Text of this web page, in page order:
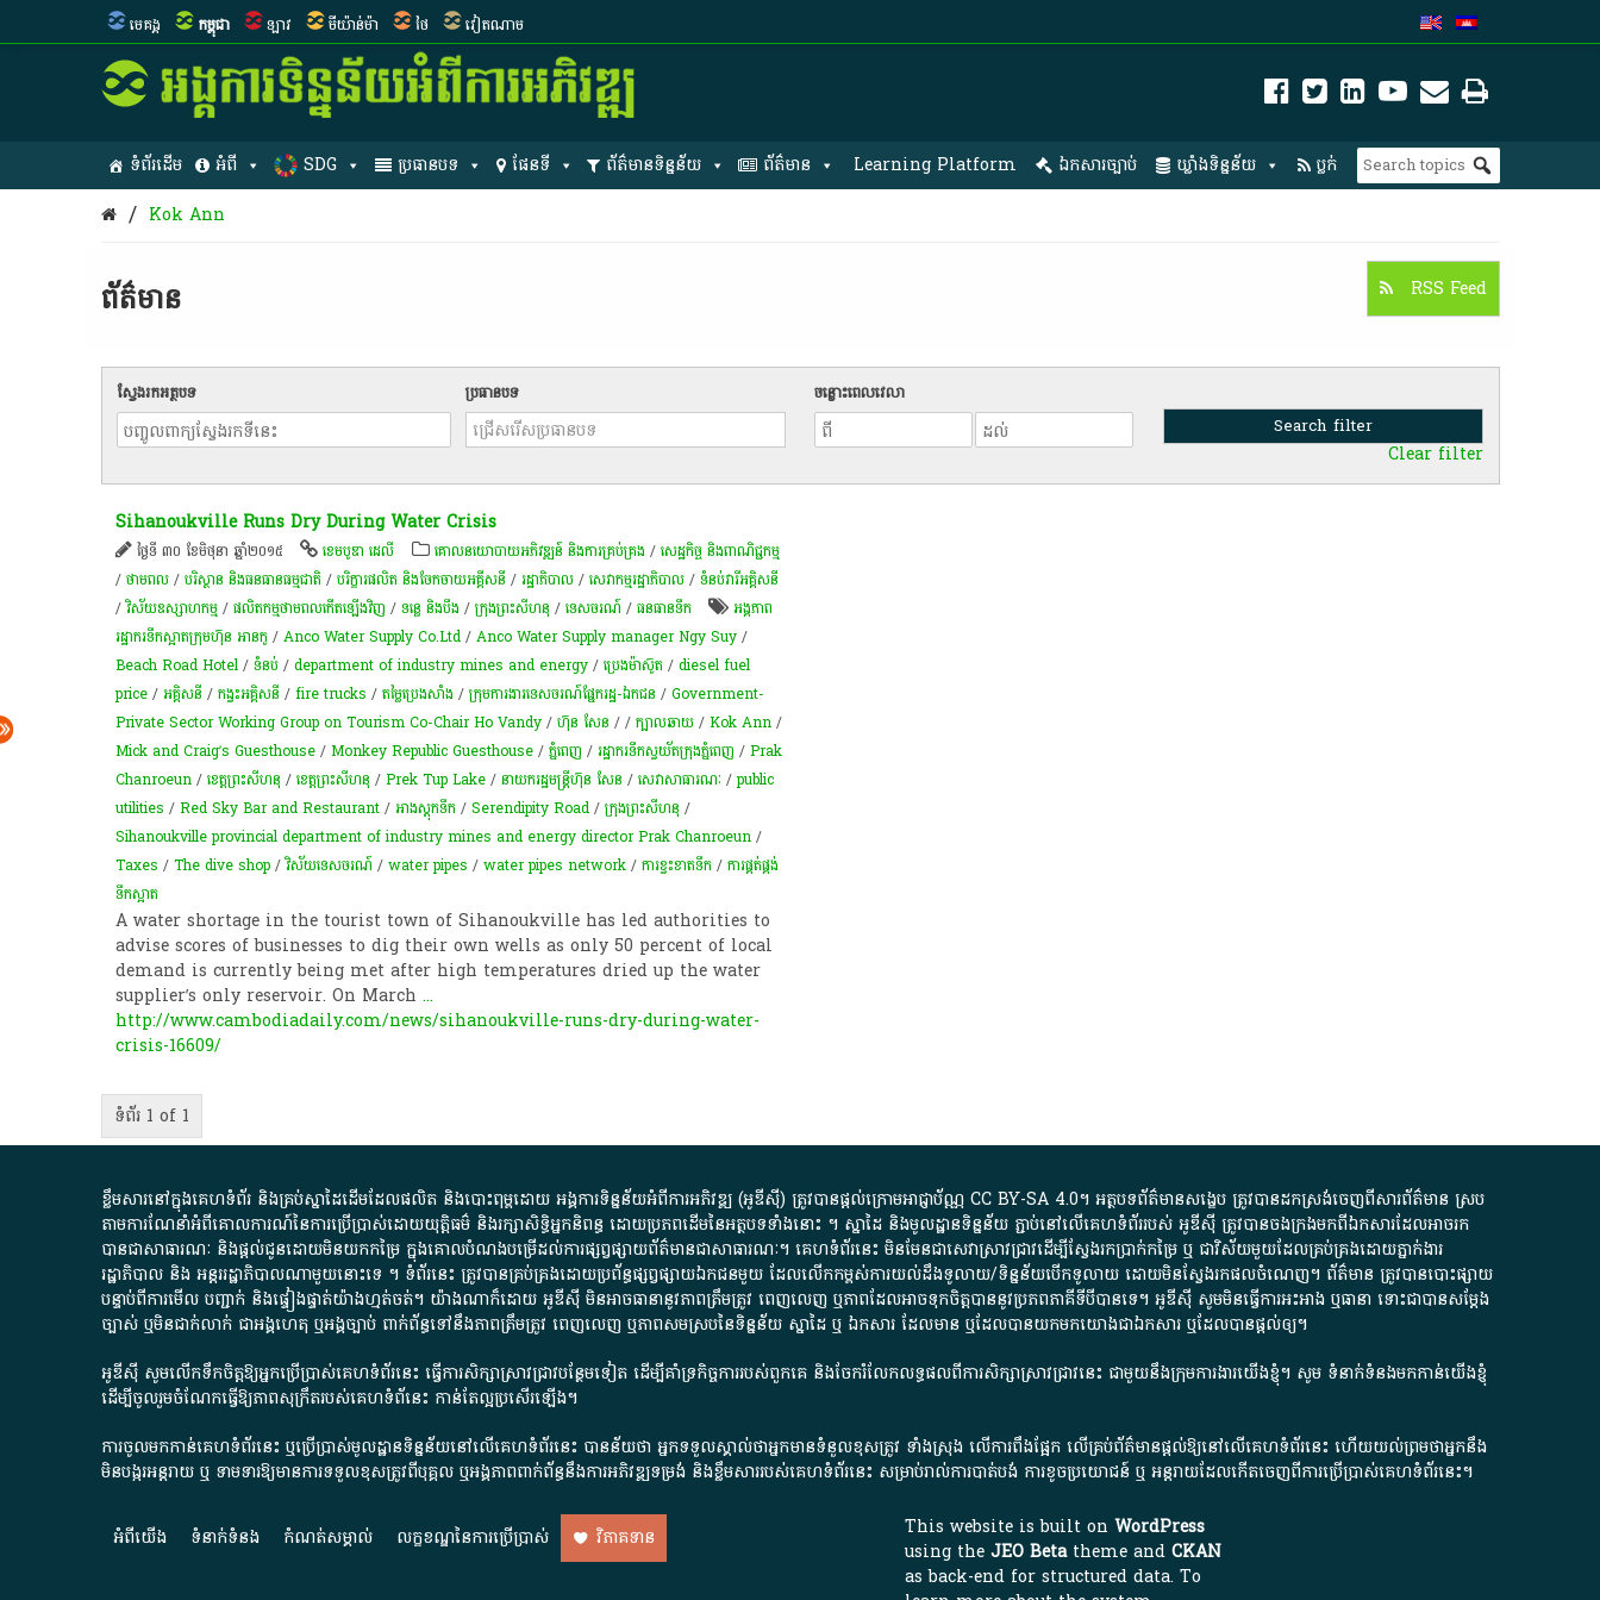
មេគង្គ កម្ពុជា ឡាវ មីយ៉ាន់ម៉ា ថៃ វៀតណាម
ទំព័រដើម អំពី SDG ប្រធានបទ ផែនទី ព័ត៌មានទិន្នន័យ ព័ត៌មាន Learning Platform ឯកសារច្បាប់ ឃ្លាំងទិន្នន័យ ប្លក់
/ Kok Ann
ព័ត៌មាន​ RSS Feed
ស្វែងរកអត្ថបទ ប្រធានបទ ចន្លោះពេលវេលា
Clear filter
Sihanoukville Runs Dry During Water Crisis
ថ្ងៃទី ៣០ ខែមិថុនា ឆ្នាំ២០១៥ ខេមបូឌា ដេលី គោលនយោបាយ​អភិវឌ្ឍន៍​ និង​ការ​គ្រប់គ្រង​ /សេដ្ឋកិច្ច និងពាណិជ្ជកម្ម
/ថាមពល/បរិស្ថាន និងធនធានធម្មជាតិ/បរិក្ខារផលិត និងចែកចាយអគ្គីសនី /រដ្ឋាភិបាល/សេវាកម្មរដ្ឋាភិបាល/ទំនប់​វា​រី​អគ្គិសនី​
/វិស័យឧស្សាហកម្ម/ផលិតកម្មថាមពលកើតឡើងវិញ /ទន្លេ និងបឹង /ក្រុងព្រះសីហនុ /ទេសចរណ៍/​ធនធាន​ទឹក​
អង្គភាព​
រដ្ឋាករ​ទឹក​ស្អាត​ក្រុមហ៊ុន អានកូ/Anco Water Supply Co.Ltd/Anco Water Supply manager Ngy Suy/
Beach Road Hotel/ទំនប់/department of industry mines and energy/ប្រេងម៉ាស៊ូត/diesel fuel
price/អគ្គិសនី /កង្វះអគ្គិសនី /fire trucks /តម្លៃប្រេងសាំង /ក្រុម​​​ការងារ​​​ទេសចរណ៍​​​​​​ផ្នែក​​​រដ្ឋ​​​-ឯកជន /Government-
Private Sector Working Group on Tourism Co-Chair Ho Vandy/ហ៊ុន សែន //ក្បាលឆាយ/Kok Ann/
Mick and Craig’s Guesthouse/Monkey Republic Guesthouse/ភ្នំពេញ /រដ្ឋា​ករទឹកស្វយ័តក្រុងភ្នំពេញ /Prak
Chanroeun/ខេត្ត​ព្រះសីហនុ​ /ខេត្តព្រះសីហនុ /Prek Tup Lake/នាយករដ្ឋមន្ត្រីហ៊ុន សែន /​សេវា​សាធារណៈ /public
utilities /Red Sky Bar and Restaurant/អាងស្តុកទឹក/Serendipity Road/ក្រុងព្រះសីហនុ /
Sihanoukville provincial department of industry mines and energy director Prak Chanroeun/
Taxes /The dive shop/​វិស័យ​ទេសចរណ៍/water pipes /water pipes network/ការ​ខ្វះខាត​ទឹក/ការផ្គត់ផ្គង់
ទឹកស្អាត
A water shortage in the tourist town of Sihanoukville has led authorities to
advise scores of businesses to dig their own wells as only 50 percent of local
demand is currently being met after high temperatures dried up the water
supplier’s only reservoir. On March ...
http://www.cambodiadaily.com/news/sihanoukville-runs-dry-during-water-
crisis-16609/
ទំព័រ 1 of 1
ខ្លឹមសារ​នៅ​ក្នុង​គេហទំព័រ និង​គ្រប់​ស្នា​ដៃ​ដើម​ដែល​ផលិត​ និង​បោះពុម្ព​ដោយ​ អង្គការ​ទិន្នន័យ​អំពី​ការអភិវឌ្ឍ​​ (អូ​ឌី​ស៊ី)​ ត្រូវ​បាន​ផ្តល់​ក្រោម​អាជ្ញាប័ណ្ណ​ CC BY-SA 4.0។​ អត្ថបទ​ព័ត៌មាន​សង្ខេប​ ត្រូវ​បាន​ដកស្រង់​ចេញពី​សារព័ត៌មាន ស្រប
តាមការ​ណែនាំ​អំពី​គោលការណ៍​នៃ​ការ​ប្រើប្រាស់​ដោយ​យុត្តិធម៌​ និង​រក្សាសិទ្ធិអ្នកនិពន្ធ ដោយ​ប្រភពដើម​នៃ​​អត្ថបទទាំង​នោះ​ ។​ ស្នាដៃ​ និង​មូលដ្ឋាន​ទិន្នន័យ ​ភ្ជាប់​នៅ​លើ​គេហទំព័រ​របស់​ អូ​ឌី​ស៊ី​ ត្រូវ​បាន​ចងក្រង​មក​ពី​ឯកសារ​ដែល​អាច​រក​
បានជា​សាធារណៈ​ និង​ផ្តល់​ជូន​ដោយ​មិន​យក​កម្រៃ​ ក្នុង​គោលបំណង​បម្រើ​ដល់ការ​ផ្សព្វផ្សាយ​ព័ត៌មាន​ជា​សាធារណៈ​។​ គេហទំព័រ​នេះ​ មិនមែន​ជា​សេវា​ស្រាវជ្រាវ​ដើម្បី​ស្វែងរកប្រាក់​កម្រៃ​ ឬ​ ជា​វិស័យ​មួយ​ដែល​គ្រប់គ្រង​ដោយ​ភ្នាក់ងារ​
រដ្ឋាភិបាល​ និង ​អន្តររដ្ឋាភិបាល​ណាមួយ​នោះ​ទេ ​។​ ទំព័រ​នេះ​ ត្រូវ​បាន​គ្រប់គ្រង​ដោយ​ប្រព័ន្ធ​ផ្សព្វផ្សាយ​ឯកជន​មួយ​ ដែល​លើកកម្ពស់​ការ​យល់​ដឹង​ទូលាយ​/​ទិន្នន័យ​បើក​ទូលាយ​ ដោយ​មិនស្វែង​រក​ផល​ចំណេញ​។​ ព័ត៌មាន​ ត្រូវ​បាន​បោះផ្សាយ​
បន្ទាប់​ពី​ការ​មើល​ បញ្ជាក់​ និង​ផ្ទៀងផ្ទាត់​យ៉ាង​ហ្មត់ចត់​។​ យ៉ាងណា​ក៏​ដោយ​ អូ​ឌី​ស៊ី​ មិន​អាច​ធានា​នូវ​ភាព​ត្រឹមត្រូវ​ ពេញលេញ​ ឬ​ភាព​ដែល​អាច​ទុកចិត្ត​បាននូវ​ប្រភព​ភាគី​ទី​បី​បាន​ទេ​។​ អូ​ឌី​ស៊ី​ សូម​មិន​ធ្វើការ​អះអាង​ ឬ​ធានា​ ទោះជា​បាន​សម្តែង​
ច្បាស់​ ឬ​មិន​ជាក់លាក់​ ជា​អង្គហេតុ​ ឬ​អង្គច្បាប់​ ពាក់ព័ន្ធ​ទៅ​នឹង​ភាព​ត្រឹមត្រូវ​ ពេញលេញ​ ឬ​ភាព​សម​ស្រប​នៃ​ទិន្នន័យ​ ស្នាដៃ​ ឬ​ ឯកសារ​ ដែល​មាន​ ឬ​ដែល​បាន​យក​មក​យោង​ជា​ឯកសារ​ ឬ​ដែល​បាន​ផ្តល់​ឲ្យ​។
អូឌីស៊ី សូមលើកទឹកចិត្តឱ្យអ្នកប្រើប្រាស់គេហទំព័រនេះ ធ្វើការសិក្សាស្រាវជ្រាវបន្ថែមទៀត ដើម្បីគាំទ្រកិច្ចការ​របស់ពួកគេ និងចែករំលែកលទ្ធផលពីការសិក្សាស្រាវជ្រាវនេះ ជាមួយនឹងក្រុមការងារយើងខ្ញុំ។ សូម ទំនាក់ទំនងមកកាន់យើងខ្ញុំ
ដើម្បីចូលរួមចំណែកធ្វើឱ្យភាពសុក្រឹតរបស់គេហទំព័នេះ កាន់តែល្អប្រសើរឡើង។
ការចូលមកកាន់គេហទំព័រនេះ ឬប្រើប្រាស់មូលដ្ឋានទិន្នន័យនៅលើគេហទំព័រនេះ បានន័យថា អ្នកទទួលស្គាល់ថាអ្នកមានទំនួលខុសត្រូវ ទាំងស្រុង លើការពឹងផ្អែក លើគ្រប់ព័ត៌មានផ្តល់ឱ្យនៅលើគេហទំព័រនេះ ហើយយល់ព្រមថាអ្នកនឹង
មិនបង្ករអន្តរាយ ឬ ទាមទារ​ឱ្យមានការទទួលខុស​ត្រូវពីបុគ្គល ឬអង្គភាពពាក់ព័ន្ធនឹងការអភិវឌ្ឍទម្រង់ និងខ្លឹមសាររបស់គេហទំព័រនេះ សម្រាប់រាល់ការបាត់បង់ ការខូចប្រយោជន៍ ឬ អន្តរាយដែលកើតចេញពីការប្រើប្រាស់គេហទំព័រនេះ។
អំពី​យើង​ ទំនាក់ទំនង កំណត់សម្គាល់ លក្ខខណ្ឌនៃការប្រើប្រាស់ វិភាគទាន This website is built on WordPress
using the JEO Betatheme and CKAN
as back-end for structured data. To